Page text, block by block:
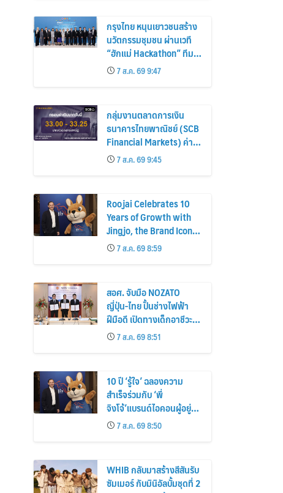
กรุงไทย หนุนเยาวชนสร้าง
นวัตกรรมชุมชน ผ่านเวที
“ฮักแม่ Hackathon” ทีม
Jernae จุฬาฯ คว้าแชมป์ ใช้
AI ติดตามทรัพย์สินสูญหาย
7 ส.ค. 69 9:47
กลุ่มงานตลาดการเงิน
ธนาคารไทยพาณิชย์ (SCB
Financial Markets) ค่า
เงินบาทประจำวันที่ 7
สิงหาคม 2569
7 ส.ค. 69 9:45
Roojai Celebrates 10
Years of Growth with
Jingjo, the Brand Icon
Behind a Decade of
Insurance Innovation
7 ส.ค. 69 8:59
สอศ. จับมือ NOZATO
ญี่ปุ่น-ไทย ปั้นช่างไฟฟ้า
ฝีมือดี เปิดทางเด็กอาชีวะ
ฝึกงานถึงแดนอาทิตย์อุทัย
7 ส.ค. 69 8:51
10 ปี ‘รู้ใจ’ ฉลองความ
สำเร็จร่วมกับ ‘พี่
จิงโจ้’แบรนด์ไอคอนผู้อยู่
เบื้องหลังนวัตกรรมประกัน
ภัยดิจิทัลตลอดหนึ่ง
ทศวรรษ
7 ส.ค. 69 8:50
WHIB กลับมาสร้างสีสันรับ
ซัมเมอร์ กับมินิอัลบั้มชุดที่ 2